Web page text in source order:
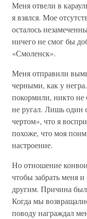
Меня отвели в
я взялся. Мое
осталось
ничего не смог бы
«Смоленск».
Меня отправили
черными, как у
покормили, никто не
не ругал. Лишь один
чертом», что я
похоже, что моя
настроение.
Но отношение
чтобы забрать меня
другим. Причина
Когда мы
поводу награждал